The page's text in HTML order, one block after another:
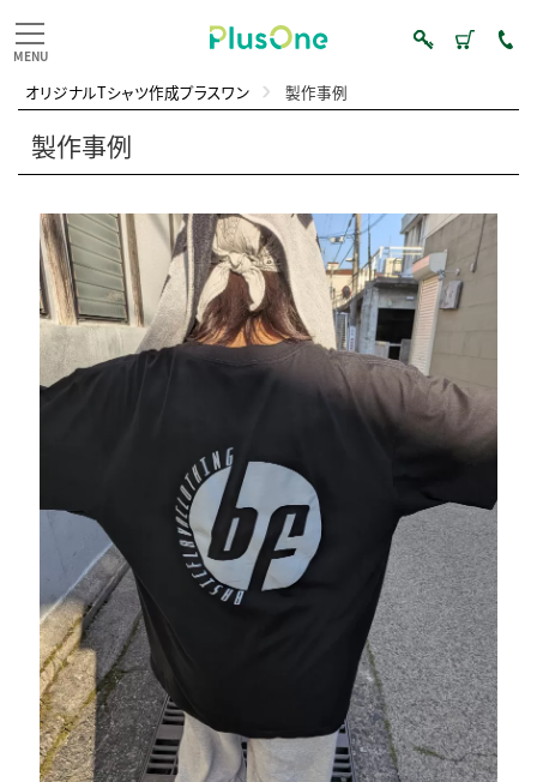
オリジナルTシャツ作成プラスワン 製作事例
製作事例